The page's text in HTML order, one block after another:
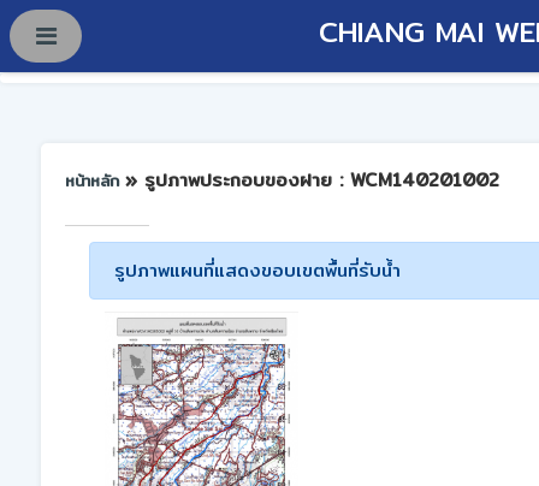
CHIANG MAI
หน้าหลัก » รูปภาพประกอบของฝาย : WCM140201002
รูปภาพแผนที่แสดงขอบเขตพื้นที่รับน้ำ